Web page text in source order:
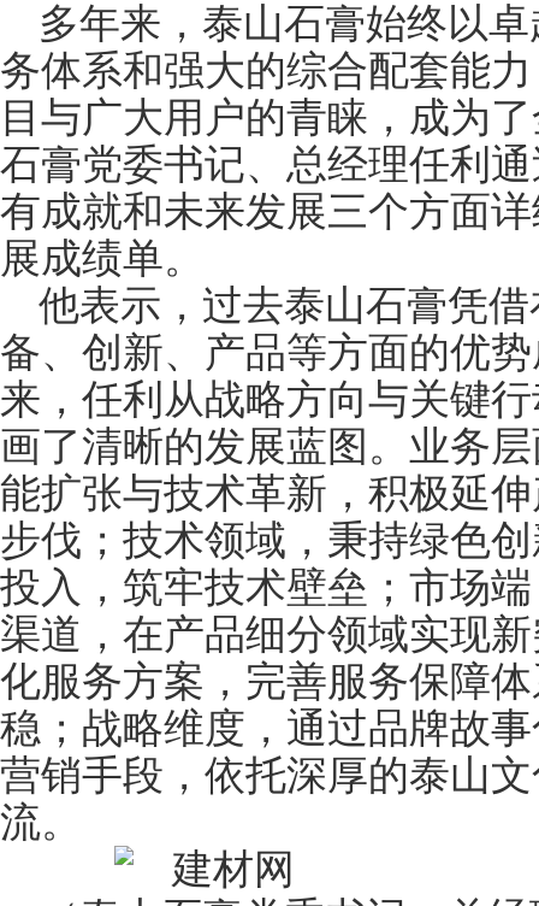
多年来，泰山石膏始终以
务体系和强大的综合配套能
目与广大用户的青睐，成为
石膏党委书记、总经理任利
有成就和未来发展三个方面
展成绩单。
他表示，过去泰山石膏凭
备、创新、产品等方面的优
来，任利从战略方向与关键
画了清晰的发展蓝图。业务
能扩张与技术革新，积极延
步伐；技术领域，秉持绿色
投入，筑牢技术壁垒；市场
渠道，在产品细分领域实现
化服务方案，完善服务保障
稳；战略维度，通过品牌故
营销手段，依托深厚的泰山
流。